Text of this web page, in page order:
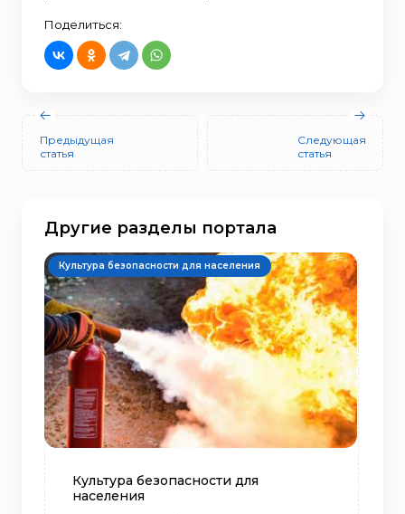
Поделиться:
Предыдущая
статья
Следующая
статья
Другие разделы портала
Культура безопасности для населения
Культура безопасности для
населения